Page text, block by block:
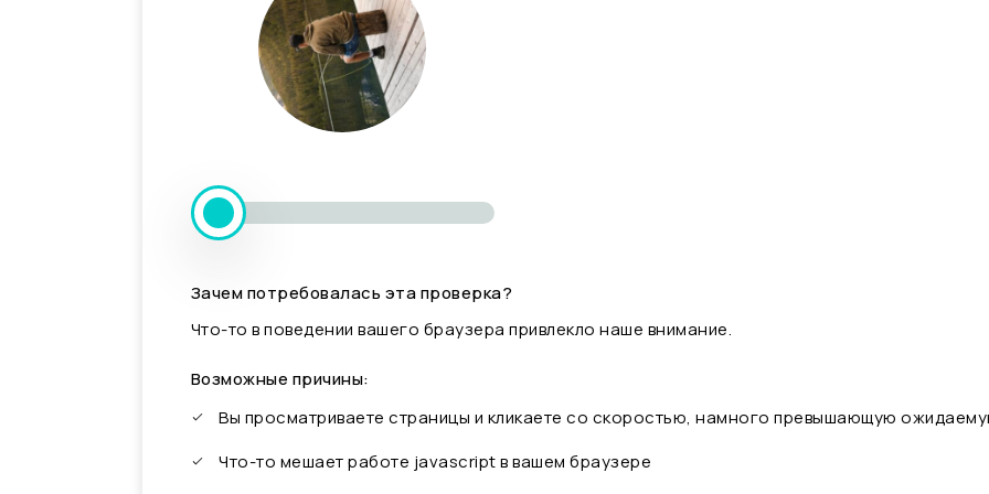
Зачем потребовалась эта проверка?
Что-то в поведении вашего браузера привлекло наше внимание.
Возможные причины:
Вы просматриваете страницы и кликаете со скоростью, намного превышающую
Что-то мешает работе javascript в вашем браузере